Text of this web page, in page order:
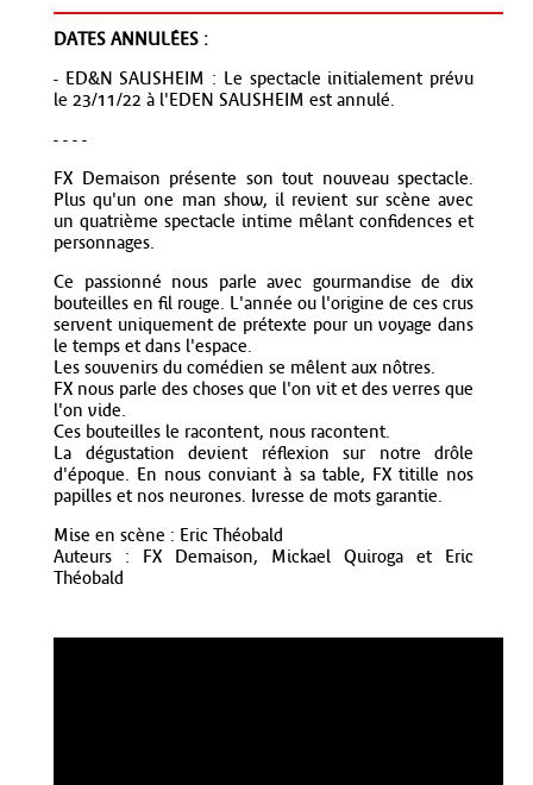
DATES ANNULÉES :
- ED&N SAUSHEIM : Le spectacle initialement prévu
le 23/11/22 à l'EDEN SAUSHEIM est annulé.
- - - -
FX Demaison présente son tout nouveau spectacle.
Plus qu'un one man show, il revient sur scène avec
un quatrième spectacle intime mêlant confidences et
personnages.
Ce passionné nous parle avec gourmandise de dix
bouteilles en fil rouge. L'année ou l'origine de ces crus
servent uniquement de prétexte pour un voyage dans
le temps et dans l'espace.
Les souvenirs du comédien se mêlent aux nôtres.
FX nous parle des choses que l'on vit et des verres que
l'on vide.
Ces bouteilles le racontent, nous racontent.
La dégustation devient réflexion sur notre drôle
d'époque. En nous conviant à sa table, FX titille nos
papilles et nos neurones. Ivresse de mots garantie.
Mise en scène : Eric Théobald
Auteurs : FX Demaison, Mickael Quiroga et Eric
Théobald